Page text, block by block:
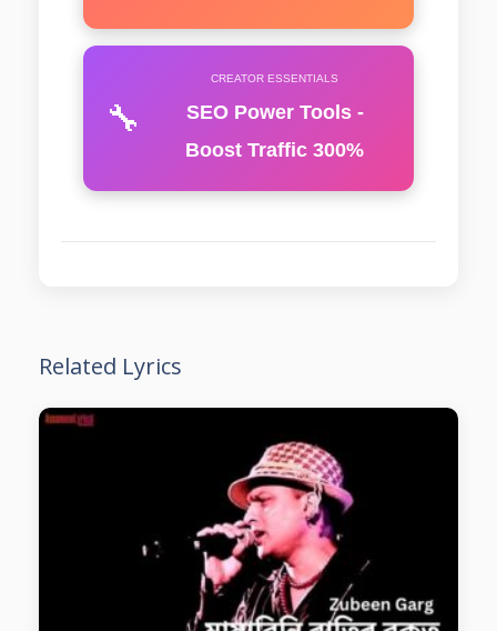
🔧
CREATOR ESSENTIALS
SEO Power Tools -
Boost Traffic 300%
Related Lyrics